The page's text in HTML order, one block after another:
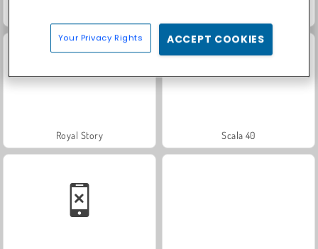
Royal Story Scala 40
Your Privacy Rights ACCEPT COOKIES